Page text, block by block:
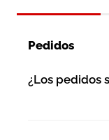
Pedidos
¿Los pedidos